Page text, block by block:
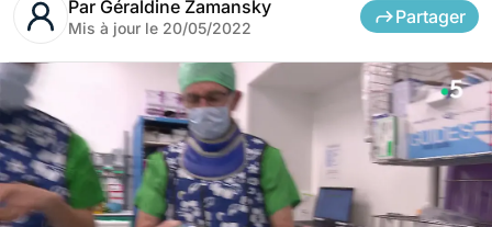
Par Géraldine Zamansky
Mis à jour le 20/05/2022
Partager